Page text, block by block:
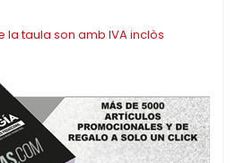
la taula son amb IVA inclòs